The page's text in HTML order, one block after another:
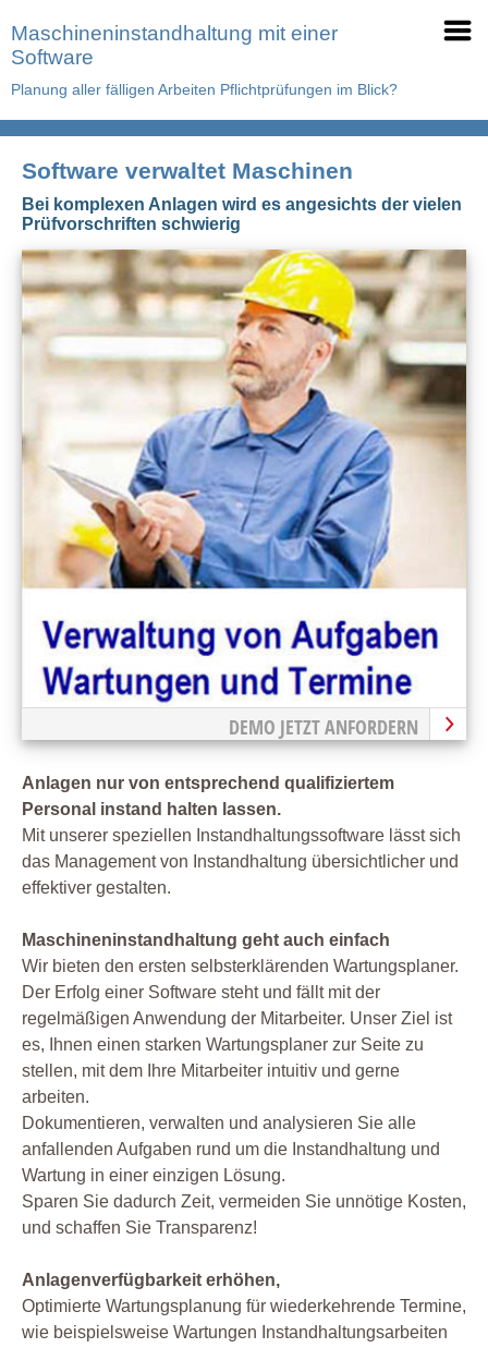
Maschineninstandhaltung mit einer
Software
Planung aller fälligen Arbeiten Pflichtprüfungen im Blick?
Software verwaltet Maschinen
Bei komplexen Anlagen wird es angesichts der vielen
Prüfvorschriften schwierig
DEMO JETZT ANFORDERN
Anlagen nur von entsprechend qualifiziertem
Personal instand halten lassen.
Mit unserer speziellen Instandhaltungssoftware lässt sich
das Management von Instandhaltung übersichtlicher und
effektiver gestalten.
Maschineninstandhaltung geht auch einfach
Wir bieten den ersten selbsterklärenden Wartungsplaner.
Der Erfolg einer Software steht und fällt mit der
regelmäßigen Anwendung der Mitarbeiter. Unser Ziel ist
es, Ihnen einen starken Wartungsplaner zur Seite zu
stellen, mit dem Ihre Mitarbeiter intuitiv und gerne
arbeiten.
Dokumentieren, verwalten und analysieren Sie alle
anfallenden Aufgaben rund um die Instandhaltung und
Wartung in einer einzigen Lösung.
Sparen Sie dadurch Zeit, vermeiden Sie unnötige Kosten,
und schaffen Sie Transparenz!
Anlagenverfügbarkeit erhöhen,
Optimierte Wartungsplanung für wiederkehrende Termine,
wie beispielsweise Wartungen Instandhaltungsarbeiten